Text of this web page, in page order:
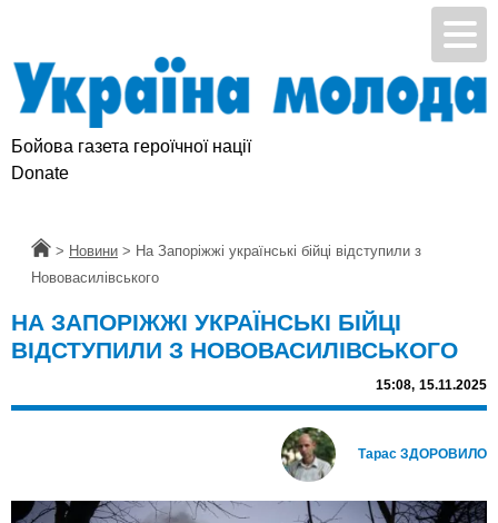
Бойова газета героїчної нації
Donate
Головна
> Новини > На Запоріжжі українські бійці відступили з
Нововасилівського
НА ЗАПОРІЖЖІ УКРАЇНСЬКІ БІЙЦІ
ВІДСТУПИЛИ З НОВОВАСИЛІВСЬКОГО
15:08, 15.11.2025
Тарас ЗДОРОВИЛО